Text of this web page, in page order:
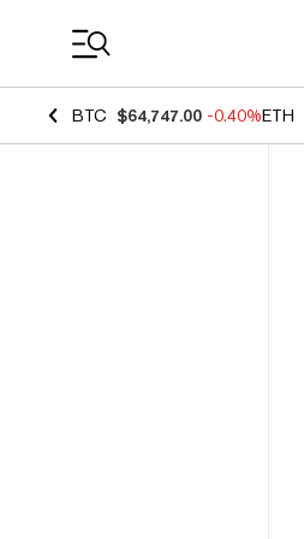
BTC $64,747.00 -0.40%ETH